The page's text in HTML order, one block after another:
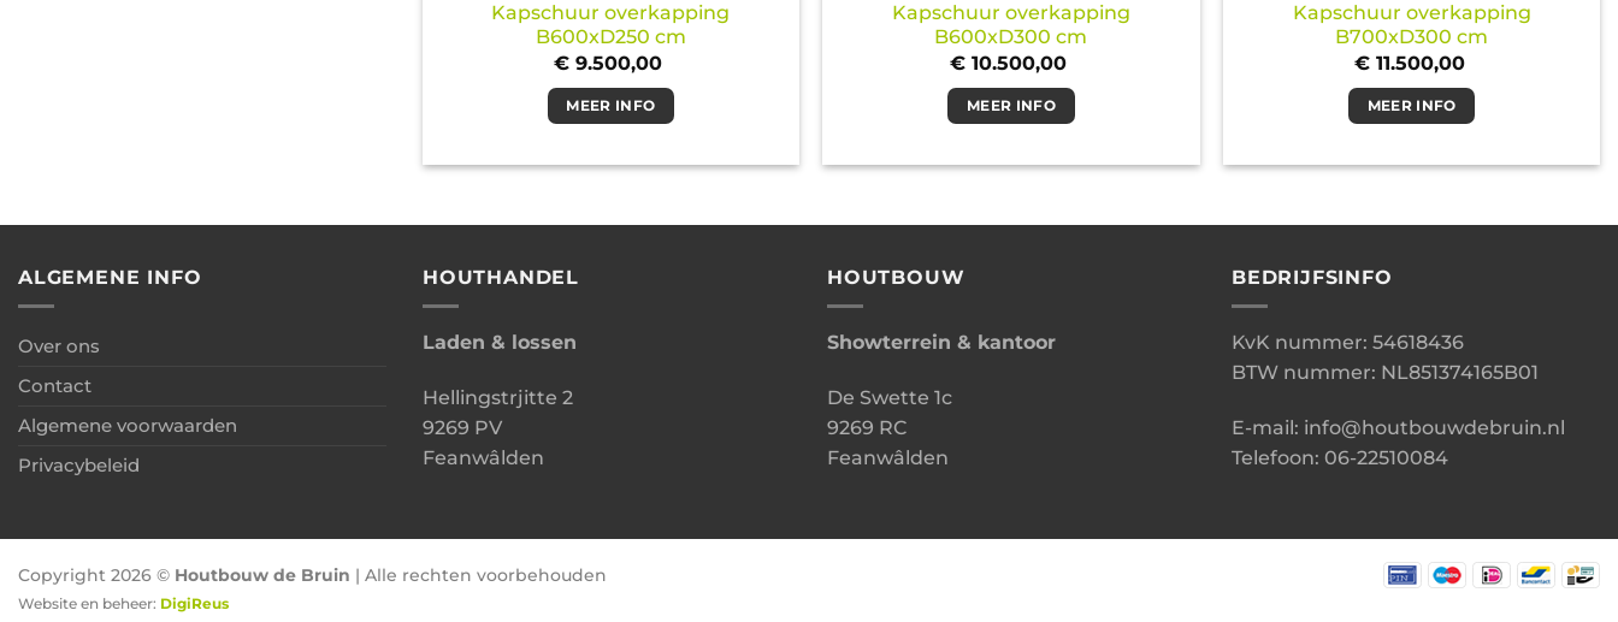
Kapschuur overkapping
B600xD250 cm
€ 9.500,00
MEER INFO
Kapschuur overkapping
B600xD300 cm
€ 10.500,00
MEER INFO
Kapschuur overkapping
B700xD300 cm
€11.500,00
MEER INFO
ALGEMENE INFO
Over ons
Contact
Algemene voorwaarden
Privacybeleid
HOUTHANDEL
Laden & lossen
Hellingstrjitte 2
9269 PV
Feanwâlden
HOUTBOUW
Showterrein & kantoor
De Swette 1c
9269 RC
Feanwâlden
BEDRIJFSINFO
KvK nummer: 54618436
BTW nummer: NL851374165B01
E-mail: info@houtbouwdebruin.nl
Telefoon: 06-22510084
Copyright 2026 © Houtbouw de Bruin | Alle rechten voorbehouden
Website en beheer: DigiReus